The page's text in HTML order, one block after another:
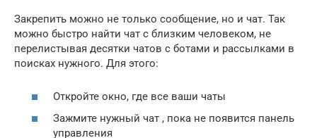
Закрепить можно не только сообщение, но и чат. Так
можно быстро найти чат с близким человеком, не
перелистывая десятки чатов с ботами и рассылками в
поисках нужного. Для этого:
Откройте окно, где все ваши чаты
Зажмите нужный чат , пока не появится панель
управления